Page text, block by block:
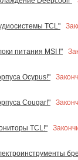
TCL"
питания MSI !"
Ocypus!"
Cougar!"
TCL!"